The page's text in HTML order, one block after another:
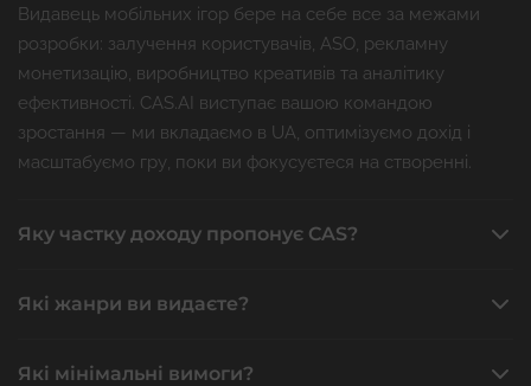
Видавець мобільних ігор бере на себе все за межами
розробки: залучення користувачів, ASO, рекламну
монетизацію, виробництво креативів та аналітику
ефективності. CAS.AI виступає вашою командою
зростання — ми вкладаємо в UA, оптимізуємо дохід і
масштабуємо гру, поки ви фокусуєтеся на створенні.
Яку частку доходу пропонує CAS?
Які жанри ви видаєте?
Які мінімальні вимоги?